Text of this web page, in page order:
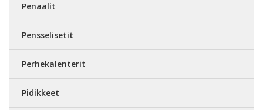
Penaalit
Pensselisetit
Perhekalenterit
Pidikkeet